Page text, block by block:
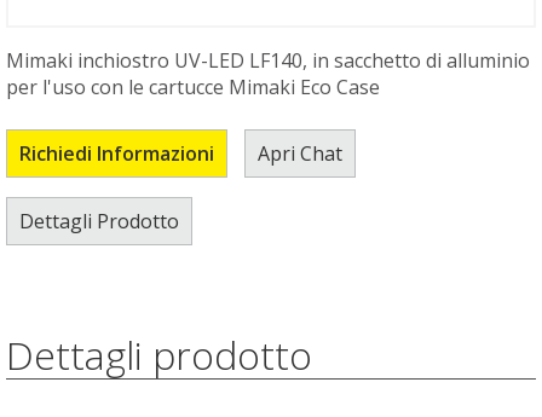
Mimaki inchiostro UV-LED LF140, in sacchetto di alluminio
per l'uso con le cartucce Mimaki Eco Case
Richiedi Informazioni Apri Chat
Dettagli Prodotto
Dettagli prodotto